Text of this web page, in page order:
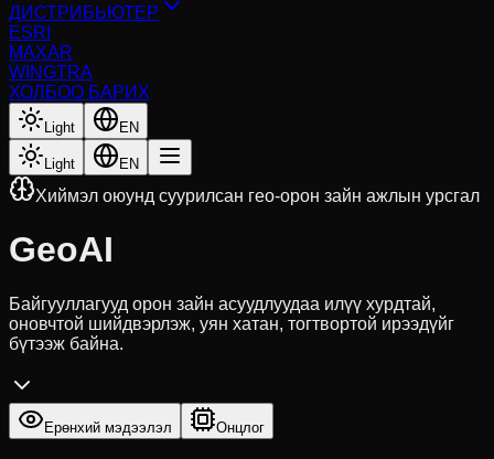
ДИСТРИБЬЮТЕР
ESRI
MAXAR
WINGTRA
ХОЛБОО БАРИХ
Light EN
Light EN
Хиймэл оюунд суурилсан гео-орон зайн ажлын урсгал
GeoAI
Байгууллагууд орон зайн асуудлуудаа илүү хурдтай,
оновчтой шийдвэрлэж, уян хатан, тогтвортой ирээдүйг
бүтээж байна.
Ерөнхий мэдээлэл Онцлог